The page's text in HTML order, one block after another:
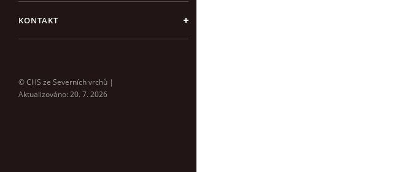
KONTAKT
© CHS ze Severních vrchů |
Aktualizováno: 20. 7. 2026